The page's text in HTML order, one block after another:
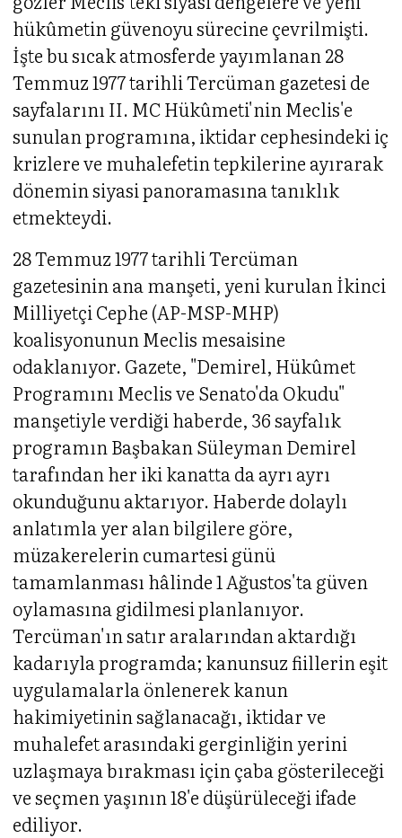
hükûmetin güvenoyu sürecine çevrilmişti.
İşte bu sıcak atmosferde yayımlanan 28
Temmuz 1977 tarihli Tercüman gazetesi de
sayfalarını II. MC Hükûmeti'nin Meclis'e
sunulan programına, iktidar cephesindeki iç
krizlere ve muhalefetin tepkilerine ayırarak
dönemin siyasi panoramasına tanıklık
etmekteydi.
28 Temmuz 1977 tarihli Tercüman
gazetesinin ana manşeti, yeni kurulan İkinci
Milliyetçi Cephe (AP-MSP-MHP)
koalisyonunun Meclis mesaisine
odaklanıyor. Gazete, "Demirel, Hükûmet
Programını Meclis ve Senato'da Okudu"
manşetiyle verdiği haberde, 36 sayfalık
programın Başbakan Süleyman Demirel
tarafından her iki kanatta da ayrı ayrı
okunduğunu aktarıyor. Haberde dolaylı
anlatımla yer alan bilgilere göre,
müzakerelerin cumartesi günü
tamamlanması hâlinde 1 Ağustos'ta güven
oylamasına gidilmesi planlanıyor.
Tercüman'ın satır aralarından aktardığı
kadarıyla programda; kanunsuz fiillerin eşit
uygulamalarla önlenerek kanun
hakimiyetinin sağlanacağı, iktidar ve
muhalefet arasındaki gerginliğin yerini
uzlaşmaya bırakması için çaba gösterileceği
ve seçmen yaşının 18'e düşürüleceği ifade
ediliyor.